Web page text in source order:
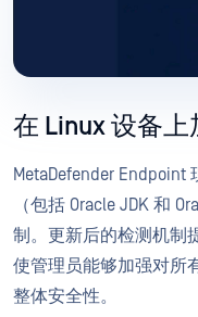
在 Linux 设备上
MetaDefender
（包括 Oracle JDK 和
制。更新后的检测机制
使管理员能够加强对所
整体安全性。